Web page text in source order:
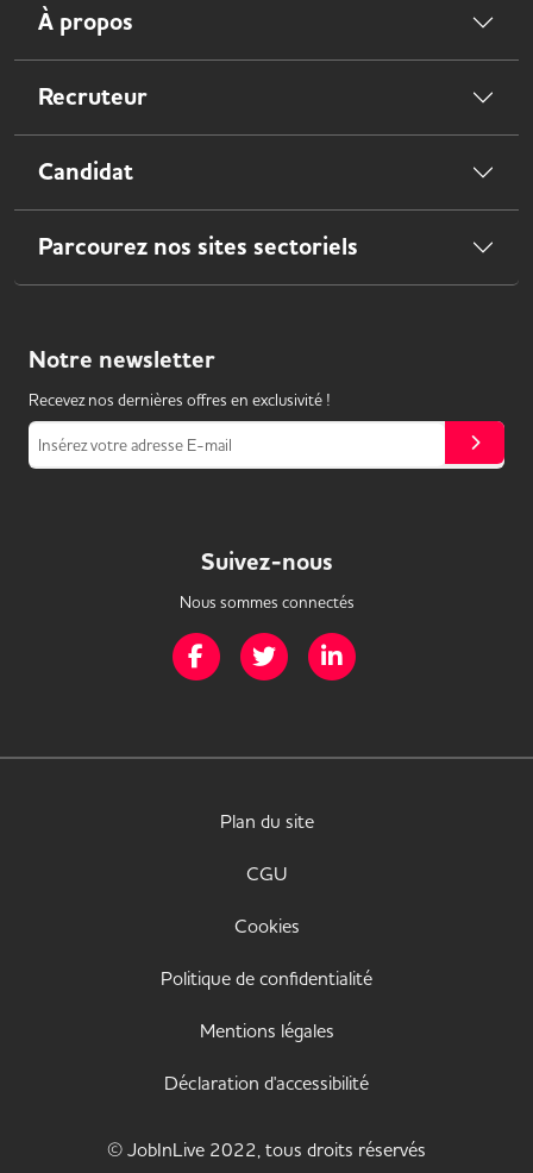
À propos
Recruteur
Candidat
Parcourez nos sites sectoriels
Notre newsletter
Recevez nos dernières offres en exclusivité !
Insérez votre adresse E-mail
Suivez-nous
Nous sommes connectés
Page Facebook de Mission Handicap
Page Twitter de Mission Handicap
Plan du site
CGU
Cookies
Politique de confidentialité
Mentions légales
Déclaration d'accessibilité
© JobInLive 2022, tous droits réservés